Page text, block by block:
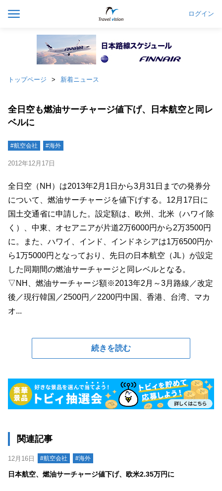
ログイン
トップページ 新着ニュース
全日空も燃油サーチャージ値下げ、日本航空と同レ
ベルに
#航空会社 #海外
2012年12月17日
全日空（NH）は2013年2月1日から3月31日までの発券分
について、燃油サーチャージを値下げする。12月17日に
国土交通省に申請した。設定額は、欧州、北米（ハワイ除
く）、中東、オセアニアが片道2万6000円から2万3500円
に。また、ハワイ、インド、インドネシアは1万6500円か
ら1万5000円となっており、先日の日本航空（JL）が設定
した同期間の燃油サーチャージと同レベルとなる。
▽NH、燃油サーチャージ額※2013年2月～3月路線／改定
後／現行韓国／2500円／2200円中国、香港、台湾、マカ
オ...
続きを読む
関連記事
12月16日 #航空会社 #海外
日本航空、燃油サーチャージ値下げ、欧米2.35万円に